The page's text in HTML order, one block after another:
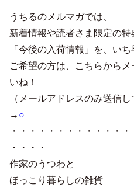
うちるのメルマガでは、
新着情報や読者さま限定の特
「今後の入荷情報」を、い
ご希望の方は、こちらから
いね！
（メールアドレスのみ送信
→ ○
・・・・・・・・・・・・
・・・・
作家のうつわと
ほっこり暮らしの雑貨